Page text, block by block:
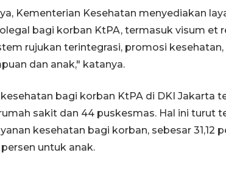
Kementerian Kesehatan menyediakan
bagi korban KtPA, termasuk visum et
rujukan terintegrasi, promosi
dan anak," katanya.
bagi korban KtPA di DKI Jakarta
sakit dan 44 puskesmas. Hal ini turut
kesehatan bagi korban, sebesar 31,12
untuk anak.